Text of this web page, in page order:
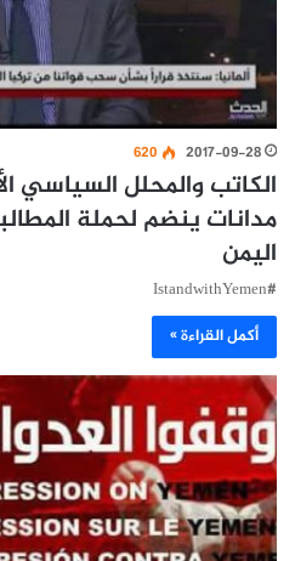
2017-09-28
620
الكاتب والمحلل السياسي
مدانات ينضم لحملة
اليمن
#IstandwithYemen
أكمل القراءة »